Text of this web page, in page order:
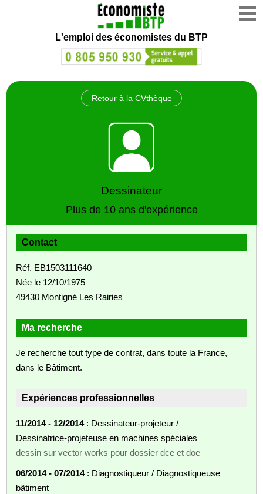
L'emploi des économistes du BTP
Retour à la CVthèque
Dessinateur
Plus de 10 ans d'expérience
Contact
Réf. EB1503111640
Née le 12/10/1975
49430 Montigné Les Rairies
Ma recherche
Je recherche tout type de contrat, dans toute la France,
dans le Bâtiment.
Expériences professionnelles
11/2014 - 12/2014: Dessinateur-projeteur /
Dessinatrice-projeteuse en machines spéciales
dessin sur vector works pour dossier dce et doe
06/2014 - 07/2014: Diagnostiqueur / Diagnostiqueuse
bâtiment